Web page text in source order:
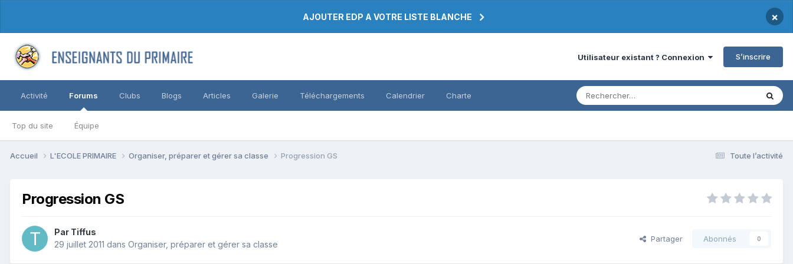
AJOUTER EDP A VOTRE LISTE BLANCHE ×
Utilisateur existant ? Connexion S’inscrire
Activité Forums
Top du site Équipe
Clubs Blogs Articles Galerie Téléchargements Calendrier Charte
Toute l’activité
Accueil L'ECOLE PRIMAIRE Organiser, préparer et gérer sa classe Progression GS
Progression GS
Par Tiffus
29 juillet 2011 dans Organiser, préparer et gérer sa classe
Partager Abonnés 0